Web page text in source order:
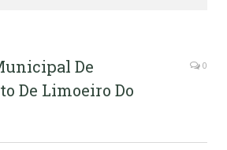
De
De Limoeiro Do
0